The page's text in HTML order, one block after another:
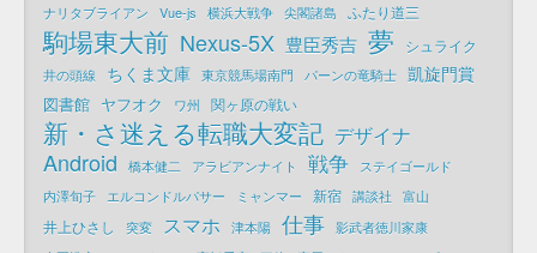
ナリタブライアン Vue-js 横浜大戦争 尖閣諸島 ふたり道三
駒場東大前 Nexus-5X 豊臣秀吉 夢 シュライク
井の頭線 ちくま文庫 東京競馬場南門 パーンの竜騎士 凱旋門賞
図書館 ヤフオク ワ州 関ヶ原の戦い
新・さ迷える転職大変記 デザイナ
Android 橋本健二 アラビアンナイト 戦争
ステイゴールド
内澤旬子 エルコンドルパサー ミャンマー 新宿 講談社 富山
井上ひさし 突変 スマホ 津本陽 仕事 影武者徳川家康